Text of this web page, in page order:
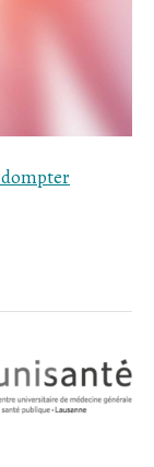
dompter